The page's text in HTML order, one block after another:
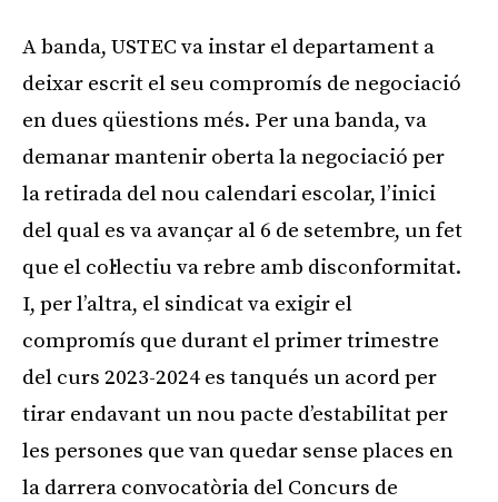
A banda, USTEC va instar el departament a
deixar escrit el seu compromís de negociació
en dues qüestions més. Per una banda, va
demanar mantenir oberta la negociació per
la retirada del nou calendari escolar, l’inici
del qual es va avançar al 6 de setembre, un fet
que el col·lectiu va rebre amb disconformitat.
I, per l’altra, el sindicat va exigir el
compromís que durant el primer trimestre
del curs 2023-2024 es tanqués un acord per
tirar endavant un nou pacte d’estabilitat per
les persones que van quedar sense places en
la darrera convocatòria del Concurs de